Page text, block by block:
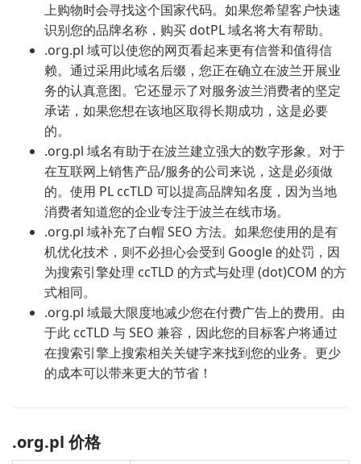
上购物时会寻找这个国家代码。如果您希望客户快速
识别您的品牌名称，购买 dotPL 域名将大有帮助。
.org.pl 域可以使您的网页看起来更有信誉和值得信
赖。通过采用此域名后缀，您正在确立在波兰开展业
务的认真意图。它还显示了对服务波兰消费者的坚定
承诺，如果您想在该地区取得长期成功，这是必要
的。
.org.pl 域名有助于在波兰建立强大的数字形象。对于
在互联网上销售产品/服务的公司来说，这是必须做
的。使用 PL ccTLD 可以提高品牌知名度，因为当地
消费者知道您的企业专注于波兰在线市场。
.org.pl 域补充了白帽 SEO 方法。如果您使用的是有
机优化技术，则不必担心会受到 Google 的处罚，因
为搜索引擎处理 ccTLD 的方式与处理 (dot)COM 的方
式相同。
.org.pl 域最大限度地减少您在付费广告上的费用。由
于此 ccTLD 与 SEO 兼容，因此您的目标客户将通过
在搜索引擎上搜索相关关键字来找到您的业务。更少
的成本可以带来更大的节省！
.org.pl 价格